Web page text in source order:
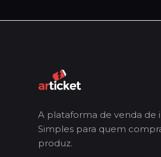
A plataforma de venda de
Simples para quem
produz.